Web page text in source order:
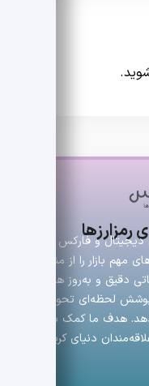
و فارکس است
مهم بازار را از منابع
دقیق و به‌روز همراه
لحظه‌ای تحولات
دهد. هدف ما کمک به
دنیای کریپتو